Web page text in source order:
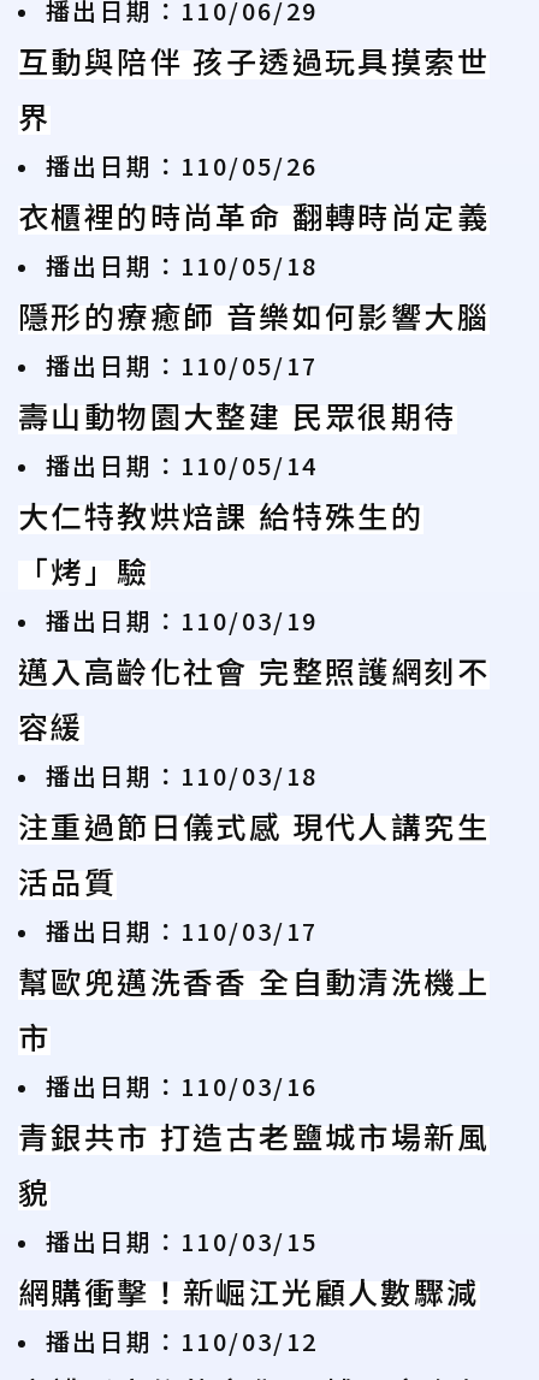
播出日期：110/06/29
互動與陪伴 孩子透過玩具摸索世
界
播出日期：110/05/26
衣櫃裡的時尚革命 翻轉時尚定義
播出日期：110/05/18
隱形的療癒師 音樂如何影響大腦
播出日期：110/05/17
壽山動物園大整建 民眾很期待
播出日期：110/05/14
大仁特教烘焙課 給特殊生的
「烤」驗
播出日期：110/03/19
邁入高齡化社會 完整照護網刻不
容緩
播出日期：110/03/18
注重過節日儀式感 現代人講究生
活品質
播出日期：110/03/17
幫歐兜邁洗香香 全自動清洗機上
市
播出日期：110/03/16
青銀共市 打造古老鹽城市場新風
貌
播出日期：110/03/15
網購衝擊！新崛江光顧人數驟減
播出日期：110/03/12